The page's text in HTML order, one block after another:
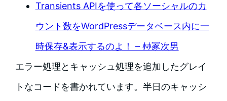
Transients APIを使って各ソーシャルのカ
ウント数をWordPressデータベース内に一
時保存&表示するのよ！ – ﾎﾎ冢次男
エラー処理とキャッシュ処理を追加したグレイ
トなコードを書かれています。半日のキャッシ